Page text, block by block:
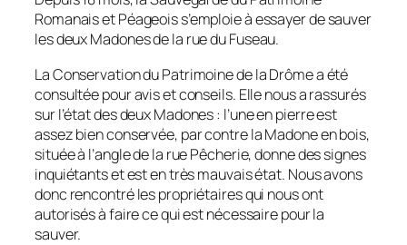
Romanais et Péageois s’emploie à essayer de sauver
les deux Madones de la rue du Fuseau.
La Conservation du Patrimoine de la Drôme a été
consultée pour avis et conseils. Elle nous a rassurés
sur l’état des deux Madones : l’une en pierre est
assez bien conservée, par contre la Madone en bois,
située à l’angle de la rue Pêcherie, donne des signes
inquiétants et est en très mauvais état. Nous avons
donc rencontré les propriétaires qui nous ont
autorisés à faire ce qui est nécessaire pour la
sauver.